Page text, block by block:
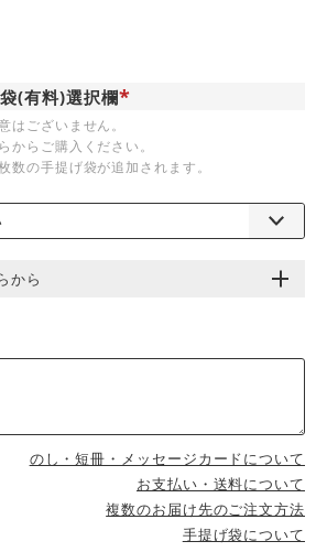
(有料)選択欄
須
)
はございません。
からご購入ください。
の手提げ袋が追加されます。
から
のし・短冊・メッセージカードについて
お支払い・送料について
複数のお届け先のご注文方法
手提げ袋について